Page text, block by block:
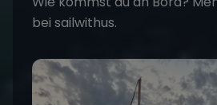
bei sailwithus.